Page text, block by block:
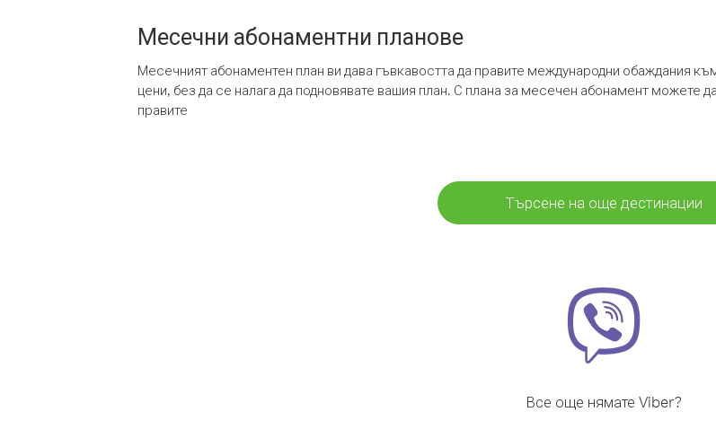
Месечни абонаментни планове
Месечният абонаментен план ви дава гъвкавостта да правите международни обаждания
цени, без да се налага да подновявате вашия план. С плана за месечен абонамент можете
правите
Търсене на още дестинации
Все още нямате Viber?